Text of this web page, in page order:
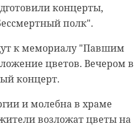
концерты,
полк".
к мемориалу "Павшим
цветов. Вечером в
концерт.
и молебна в храме
возложат цветы на
укрытия